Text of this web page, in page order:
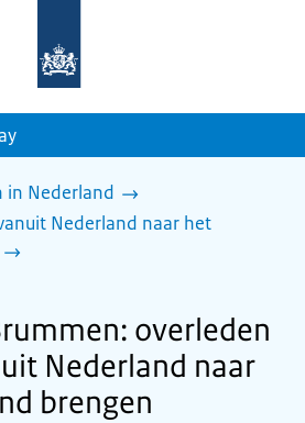
homepage
in Nederland
Nederland naar het
overleden
Nederland naar
brengen